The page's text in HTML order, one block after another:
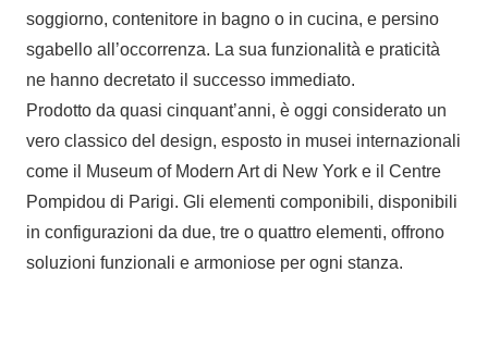
soggiorno, contenitore in bagno o in cucina, e persino
sgabello all’occorrenza. La sua funzionalità e praticità
ne hanno decretato il successo immediato.
Prodotto da quasi cinquant’anni, è oggi considerato un
vero classico del design, esposto in musei internazionali
come il Museum of Modern Art di New York e il Centre
Pompidou di Parigi. Gli elementi componibili, disponibili
in configurazioni da due, tre o quattro elementi, offrono
soluzioni funzionali e armoniose per ogni stanza.